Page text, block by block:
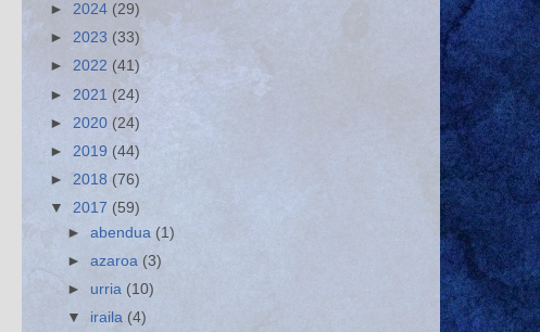
► 2024 (29)
► 2023 (33)
► 2022 (41)
► 2021 (24)
► 2020 (24)
► 2019 (44)
► 2018 (76)
▼ 2017 (59)
►abendua (1)
►azaroa (3)
► urria (10)
▼ iraila (4)